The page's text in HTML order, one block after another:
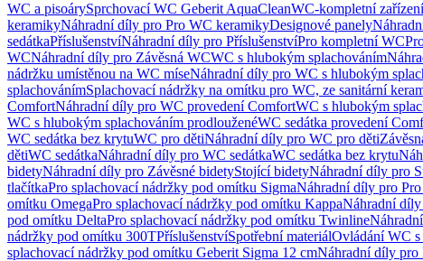
WC a pisoárySprchovací WC Geberit AquaCleanWC-kompletní zařízení
keramikyNáhradní díly pro Pro WC keramikyDesignové panely
sedátkaPříslušenstvíNáhradní díly pro PříslušenstvíPro kompletní WC
WCNáhradní díly pro Závěsná WCWC s hlubokým splachováním
nádržku umístěnou na WC míseNáhradní díly pro WC s hlubokým
splachovánímSplachovací nádržky na omítku pro WC, ze sanitární
ComfortNáhradní díly pro WC provedení ComfortWC s hlubokým
WC s hlubokým splachováním prodlouženéWC sedátka provedení
WC sedátka bez krytuWC pro dětiNáhradní díly pro WC pro děti
dětiWC sedátkaNáhradní díly pro WC sedátkaWC sedátka bez krytu
bidetyNáhradní díly pro Závěsné bidetyStojící bidetyNáhradní díly pro
tlačítkaPro splachovací nádržky pod omítku SigmaNáhradní díly pro
omítku OmegaPro splachovací nádržky pod omítku KappaNáhradní
pod omítku DeltaPro splachovací nádržky pod omítku Twinline
nádržky pod omítku 300TPříslušenstvíSpotřební materiálOvládání WC s
splachovací nádržky pod omítku Geberit Sigma 12 cmNáhradní díly pro